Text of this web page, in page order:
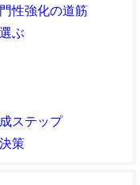
性強化の道筋
ぶ
ステップ
策